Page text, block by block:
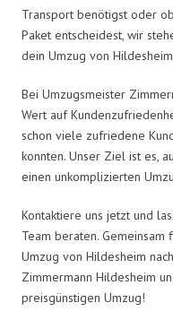
Transport benötigst oder
Paket entscheidest, wir
dein Umzug von
Bei Umzugsmeister
Wert auf
schon viele zufriedene
konnten. Unser Ziel ist es,
einen unkomplizierten
Kontaktiere uns jetzt und
Team beraten.
Umzug von Hildesheim
Zimmermann Hildesheim
preisgünstigen Umzug!